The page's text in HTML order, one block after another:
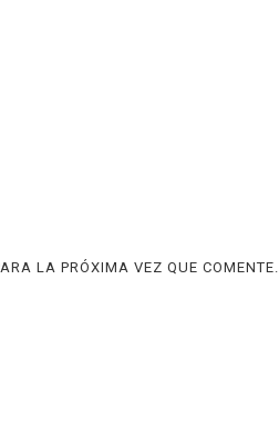
LA PRÓXIMA VEZ QUE COMENTE.